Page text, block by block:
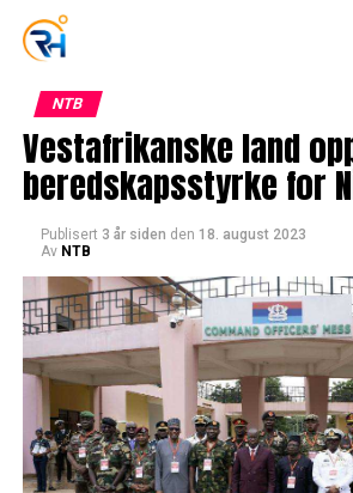
NTB
Vestafrikanske land
beredskapsstyrke for
Publisert 3 år siden den 18. august 2023
Av NTB